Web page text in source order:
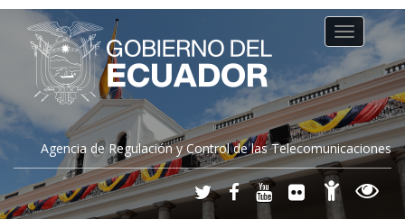
Agencia de Regulación y Control de las Telecomunicaciones
Toggle
navigation